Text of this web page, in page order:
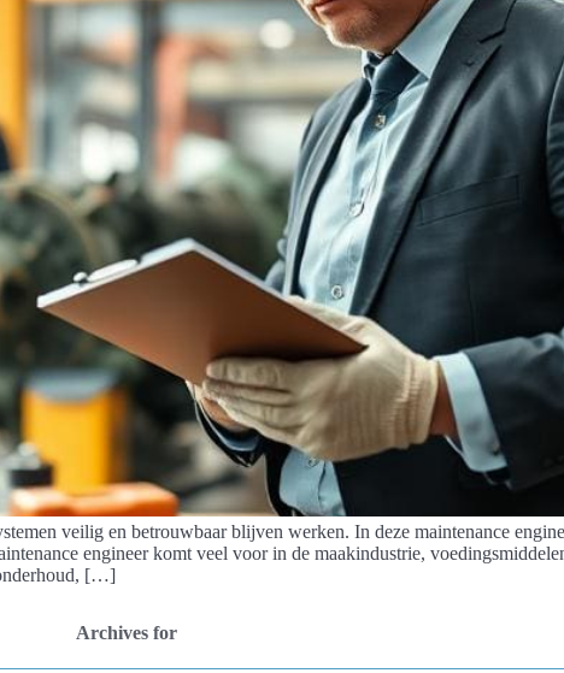
veilig en betrouwbaar blijven werken. In deze maintenance
engineer komt veel voor in de maakindustrie,
[…]
Archives for